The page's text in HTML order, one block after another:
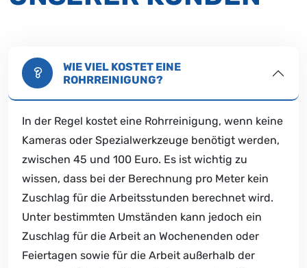
WIE VIEL KOSTET EINE
ROHRREINIGUNG?
In der Regel kostet eine Rohrreinigung, wenn keine
Kameras oder Spezialwerkzeuge benötigt werden,
zwischen 45 und 100 Euro. Es ist wichtig zu
wissen, dass bei der Berechnung pro Meter kein
Zuschlag für die Arbeitsstunden berechnet wird.
Unter bestimmten Umständen kann jedoch ein
Zuschlag für die Arbeit an Wochenenden oder
Feiertagen sowie für die Arbeit außerhalb der